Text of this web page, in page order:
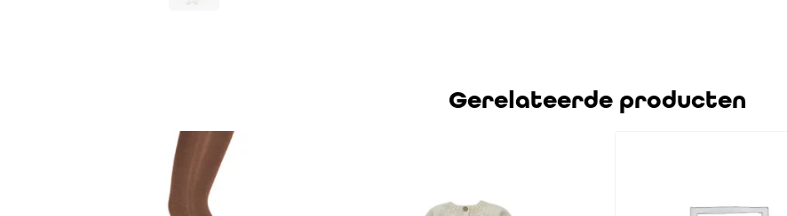
Gerelateerde producten